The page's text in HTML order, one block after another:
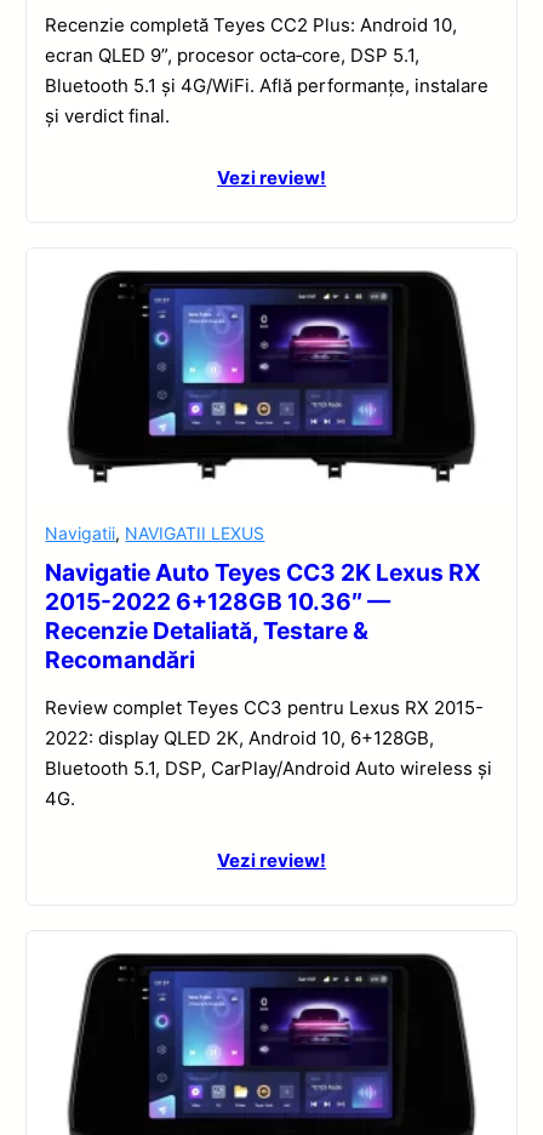
Recenzie completă Teyes CC2 Plus: Android 10,
ecran QLED 9”, procesor octa‑core, DSP 5.1,
Bluetooth 5.1 și 4G/WiFi. Află performanțe, instalare
și verdict final.
Vezi review!
Navigatii, NAVIGATII LEXUS
Navigatie Auto Teyes CC3 2K Lexus RX
2015-2022 6+128GB 10.36″ —
Recenzie Detaliată, Testare &
Recomandări
Review complet Teyes CC3 pentru Lexus RX 2015-
2022: display QLED 2K, Android 10, 6+128GB,
Bluetooth 5.1, DSP, CarPlay/Android Auto wireless și
4G.
Vezi review!